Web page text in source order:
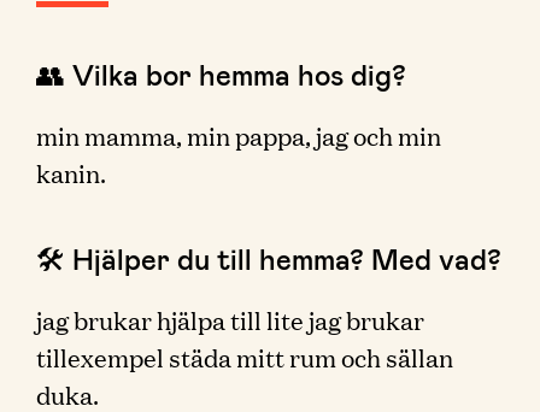
👥 Vilka bor hemma hos dig?
min mamma, min pappa, jag och min
kanin.
🛠 Hjälper du till hemma? Med vad?
jag brukar hjälpa till lite jag brukar
tillexempel städa mitt rum och sällan
duka.